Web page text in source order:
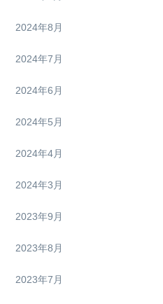
2024年8月
2024年7月
2024年6月
2024年5月
2024年4月
2024年3月
2023年9月
2023年8月
2023年7月